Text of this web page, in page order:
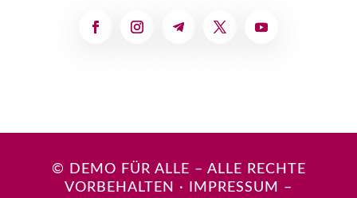
© DEMO FÜR ALLE – ALLE RECHTE
VORBEHALTEN · IMPRESSUM –